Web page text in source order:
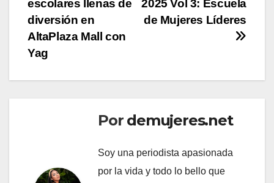
de
entradas
2025 Vol 3: Escuela
de Mujeres Líderes
escolares llenas de
diversión en
AltaPlaza Mall con
Yag
Por demujeres.net
Soy una periodista apasionada
por la vida y todo lo bello que